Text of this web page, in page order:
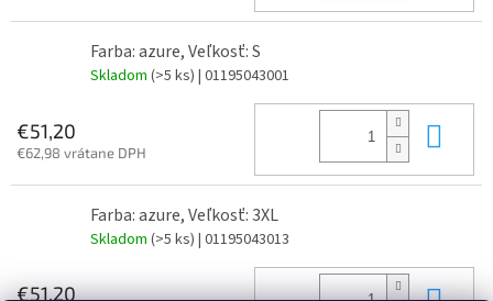
Farba: azure, Veľkosť: S
Skladom (>5 ks) | 01195043001
€51,20
€62,98 vrátane DPH
Farba: azure, Veľkosť: 3XL
Skladom (>5 ks) | 01195043013
€51,20